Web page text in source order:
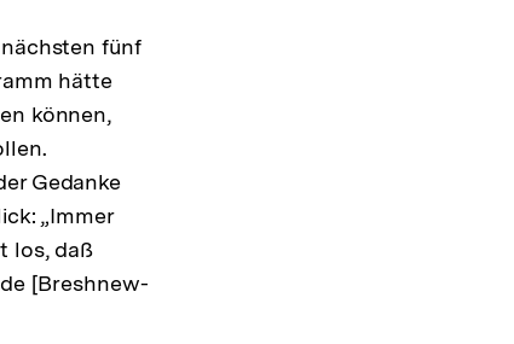
fünf
hätte
können,
Gedanke
„Immer
los, daß
[Breshnew-